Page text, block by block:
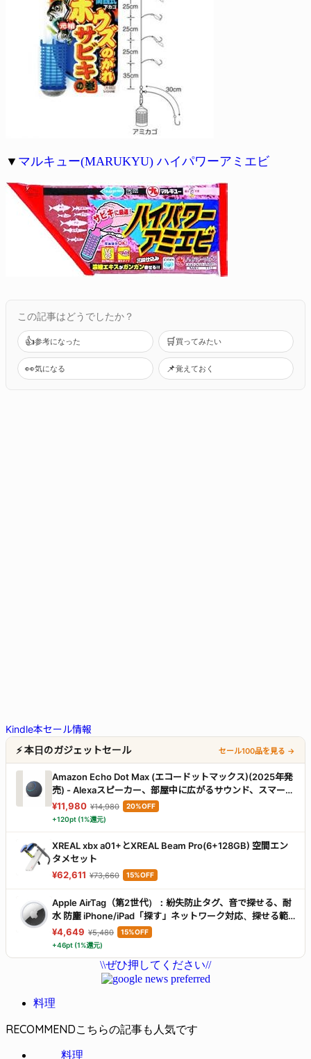
▼ マルキュー(MARUKYU) ハイパワーアミエビ
この記事はどうでしたか？
👍参考になった 🛒買ってみたい
👀気になる 📌覚えておく
Kindle本セール情報
⚡ 本日のガジェットセール
セール100品を見る →
Amazon Echo Dot Max (エコードットマックス)(2025年発
売) - Alexaスピーカー、部屋中に広がるサウンド、スマート
ホームハブ内蔵、グラファイト
¥11,980 ¥14,980
20%OFF
+120pt (1%還元)
XREAL xbx a01+とXREAL Beam Pro(6+128GB) 空間エン
タメセット
¥62,611 ¥73,660 15%OFF
Apple AirTag（第2世代）：紛失防止タグ、音で探せる、耐
水 防塵 iPhone/iPad「探す」ネットワーク対応、探せる範
囲が最大1.5 倍に広がった「正確な場所を見つける」機能搭
載
¥4,649 ¥5,480
15%OFF
+46pt (1%還元)
\\ぜひ押してください//
料理
RECOMMEND
料理